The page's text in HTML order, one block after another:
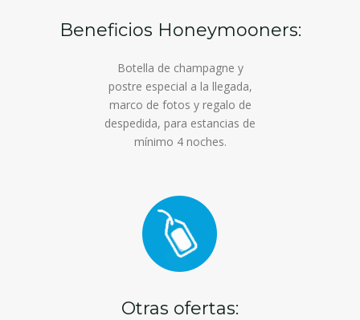
Beneficios Honeymooners:
Botella de champagne y
postre especial a la llegada,
marco de fotos y regalo de
despedida, para estancias de
mínimo 4 noches.
Otras ofertas: